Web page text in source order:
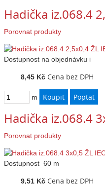
Hadička iz.068.4
Porovnat produkty
Dostupnost na objednávku i
8,45 Kč Cena bez DPH
m
Hadička iz.068.4
Porovnat produkty
Dostupnost 60 m
9,51 Kč Cena bez DPH